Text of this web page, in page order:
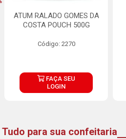
ATUM RALADO GOMES DA
COSTA POUCH 500G
Código: 2270
FAÇA SEU
LOGIN
Tudo para sua confeitaria